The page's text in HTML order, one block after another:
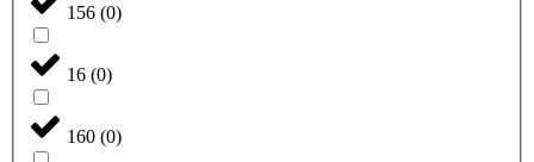
156 (0)
16 (0)
160 (0)